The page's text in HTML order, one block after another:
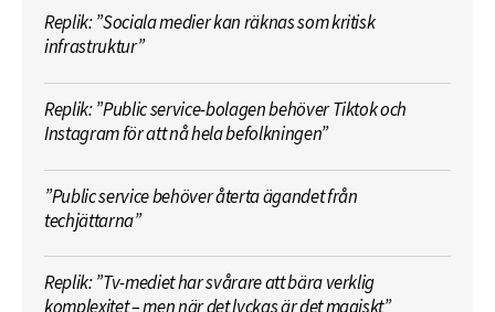
Replik: ”Sociala medier kan räknas som kritisk
infrastruktur”
Replik: ”Public service-bolagen behöver Tiktok och
Instagram för att nå hela befolkningen”
”Public service behöver återta ägandet från
techjättarna”
Replik: ”Tv-mediet har svårare att bära verklig
komplexitet – men när det lyckas är det magiskt”